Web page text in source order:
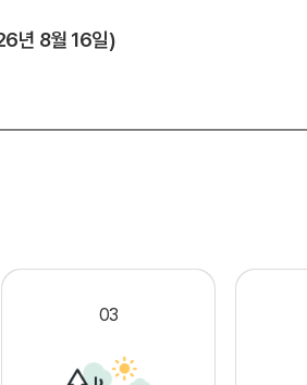
년 8월 16일)
03